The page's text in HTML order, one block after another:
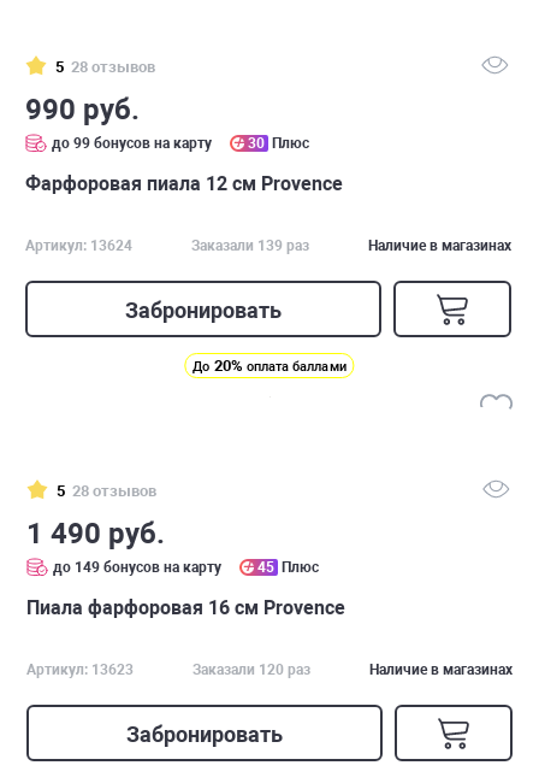
5 28 отзывов
990 руб.
до 99 бонусов на карту 30 Плюс
Фарфоровая пиала 12 см Provence
Артикул: 13624 Заказали 139 раз Наличие в магазинах
Забронировать
До 20% оплата баллами
5 28 отзывов
1 490 руб.
до 149 бонусов на карту 45 Плюс
Пиала фарфоровая 16 см Provence
Артикул: 13623 Заказали 120 раз Наличие в магазинах
Забронировать